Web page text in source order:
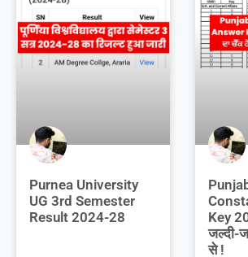
Purnea University
UG 3rd Semester
Result 2024-28
Key
जल्दी-
से !